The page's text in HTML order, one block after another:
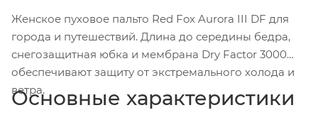
Женское пуховое пальто Red Fox Aurora III DF для
города и путешествий. Длина до середины бедра,
снегозащитная юбка и мембрана Dry Factor 3000
обеспечивают защиту от экстремального холода и
ветра.
Основные характеристики